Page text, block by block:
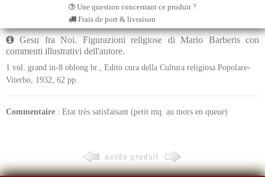
Une question concernant ce produit ?
Frais de port & livraison
Gesu fra Noi. Figurazioni religiose di Mario Barberis con
commenti illustrativi dell'autore.
1 vol. grand in-8 oblong br., Edito cura della Cultura religiosa Popolare-
Viterbo, 1932, 62 pp.
Commentaire : Etat très satisfaisant (petit mq. au mors en queue)